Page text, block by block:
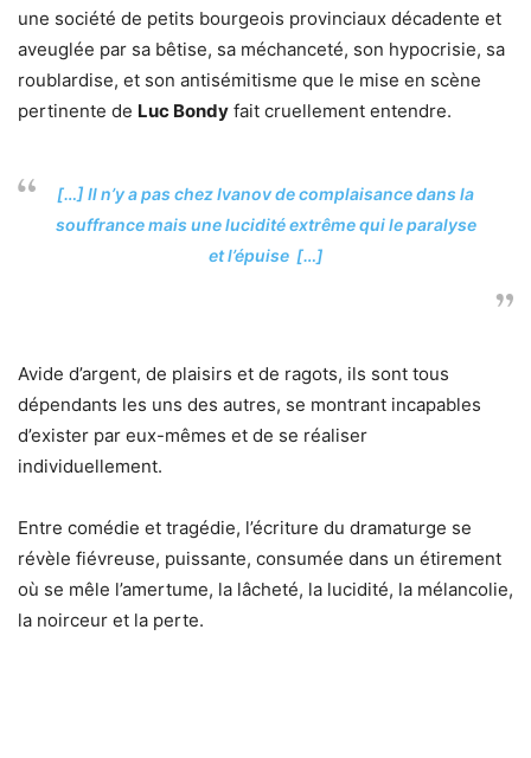
une société de petits bourgeois provinciaux décadente et
aveuglée par sa bêtise, sa méchanceté, son hypocrisie, sa
roublardise, et son antisémitisme que le mise en scène
pertinente de Luc Bondy fait cruellement entendre.
[…] Il n’y a pas chez Ivanov de complaisance dans la
souffrance mais une lucidité extrême qui le paralyse
et l’épuise […]
Avide d’argent, de plaisirs et de ragots, ils sont tous
dépendants les uns des autres, se montrant incapables
d’exister par eux-mêmes et de se réaliser
individuellement.
Entre comédie et tragédie, l’écriture du dramaturge se
révèle fiévreuse, puissante, consumée dans un étirement
où se mêle l’amertume, la lâcheté, la lucidité, la mélancolie,
la noirceur et la perte.